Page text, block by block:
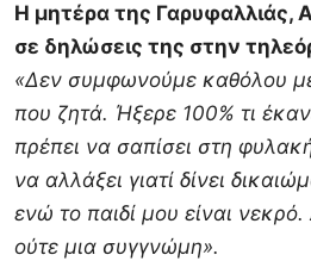
Η μητέρα της Γαρυφαλλιάς,
σε δηλώσεις της στην
«Δεν συμφωνούμε καθόλου
που ζητά. Ήξερε 100% τι
πρέπει να σαπίσει στη
να αλλάξει γιατί δίνει
ενώ το παιδί μου είναι νεκρό.
ούτε μια συγγνώμη».